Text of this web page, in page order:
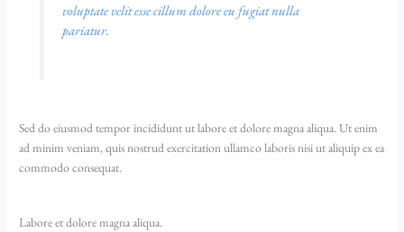
voluptate velit esse cillum dolore eu fugiat nulla
pariatur.
Sed do eiusmod tempor incididunt ut labore et dolore magna aliqua. Ut enim
ad minim veniam, quis nostrud exercitation ullamco laboris nisi ut aliquip ex ea
commodo consequat.
Labore et dolore magna aliqua.